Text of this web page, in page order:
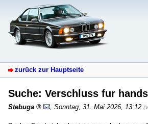
zurück zur Hauptseite
Suche: Verschluss fur
Stebuga , Sonntag, 31. Mai 2026, 13:12